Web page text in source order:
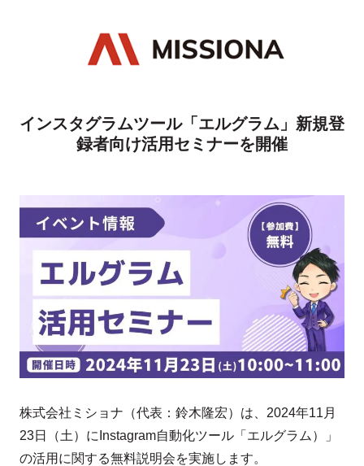
インスタグラムツール「エルグラム」新規登
録者向け活用セミナーを開催
株式会社ミショナ（代表：鈴木隆宏）は、2024年11月
23日（土）にInstagram自動化ツール「エルグラム）」
の活用に関する無料説明会を実施します。